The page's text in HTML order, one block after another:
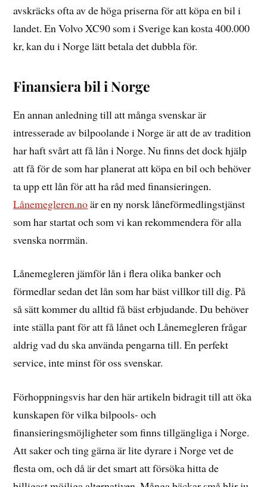
avskräcks ofta av de höga priserna för att köpa en bil i
landet. En Volvo XC90 som i Sverige kan kosta 400.000
kr, kan du i Norge lätt betala det dubbla för.
Finansiera bil i Norge
En annan anledning till att många svenskar är
intresserade av bilpoolande i Norge är att de av tradition
har haft svårt att få lån i Norge. Nu finns det dock hjälp
att få för de som har planerat att köpa en bil och behöver
ta upp ett lån för att ha råd med finansieringen.
Lånemegleren.noär en ny norsk låneförmedlingstjänst
som har startat och som vi kan rekommendera för alla
svenska norrmän.
Lånemegleren jämför lån i flera olika banker och
förmedlar sedan det lån som har bäst villkor till dig. På
så sätt kommer du alltid få bäst erbjudande. Du behöver
inte ställa pant för att få lånet och Lånemegleren frågar
aldrig vad du ska använda pengarna till. En perfekt
service, inte minst för oss svenskar.
Förhoppningsvis har den här artikeln bidragit till att öka
kunskapen för vilka bilpools- och
finansieringsmöjligheter som finns tillgängliga i Norge.
Att saker och ting gärna är lite dyrare i Norge vet de
flesta om, och då är det smart att försöka hitta de